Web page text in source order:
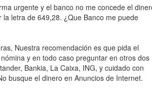
urgente y el banco no me concede el
letra de 649,28. ¿Que Banco me puede
Nuestra recomendación es que pida el
y en todo caso preguntar en otros dos
Bankia, La Caixa, ING, y cuidado con
busque el dinero en Anuncios de Internet.